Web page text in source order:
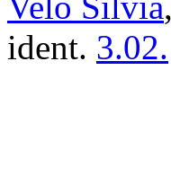
ident. 3.02.